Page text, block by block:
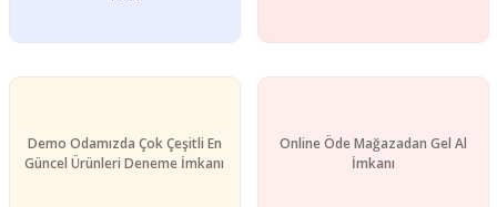
Demo Odamızda Çok Çeşitli En
Güncel Ürünleri Deneme İmkanı
Online Öde Mağazadan Gel Al
İmkanı